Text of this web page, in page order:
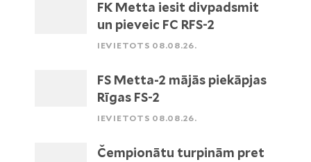
FK Metta iesit divpadsmit
un pieveic FC RFS-2
IEVIETOTS 08.08.26.
FS Metta-2 mājās piekāpjas
Rīgas FS-2
IEVIETOTS 08.08.26.
Čempionātu turpinām pret